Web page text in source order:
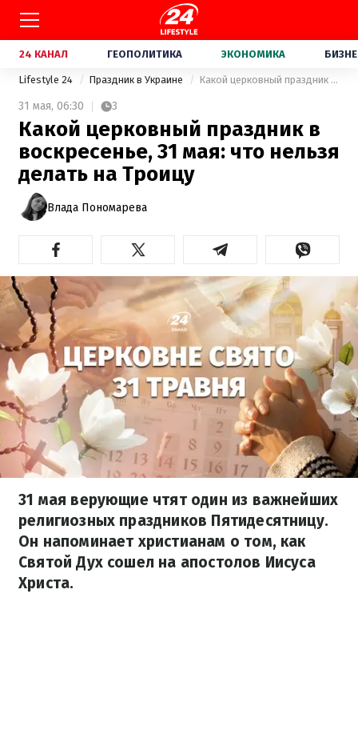
24 КАНАЛ ГЕОПОЛИТИКА ЭКОНОМИКА
Lifestyle 24 Праздник в Украине Какой церковный праздник в воскресенье, 31 мая: что нельзя делать на Троицу
31 мая, 06:30 3
Какой церковный праздник в
воскресенье, 31 мая: что нельзя
делать на Троицу
Влада Пономарева
31 мая верующие чтят один из важнейших
религиозных праздников Пятидесятницу.
Он напоминает христианам о том, как
Святой Дух сошел на апостолов Иисуса
Христа.